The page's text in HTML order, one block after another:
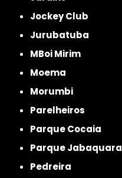
Jockey Club
Jurubatuba
MBoi Mirim
Moema
Morumbi
Parelheiros
Parque Cocaia
Parque Jabaquara
Pedreira